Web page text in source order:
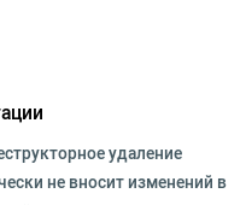
удаление
не вносит изменений в